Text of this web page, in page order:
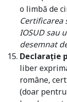
o limbă de
Certificarea
IOSUD sau
desemnat
Declarație
liber
române,
(doar